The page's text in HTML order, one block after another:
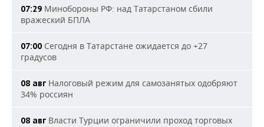
07:29 Минобороны РФ: над Татарстаном сбили
вражеский БПЛА
07:00 Сегодня в Татарстане ожидается до +27
градусов
08 авг Налоговый режим для самозанятых одобряют
34% россиян
08 авг Власти Турции ограничили проход торговых